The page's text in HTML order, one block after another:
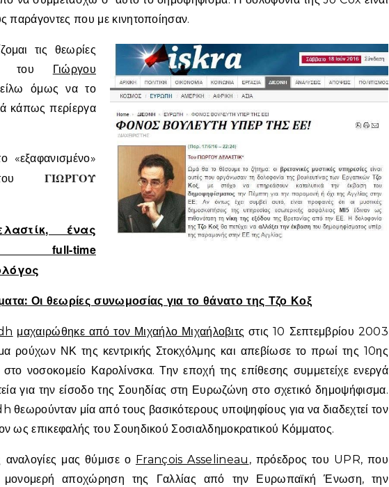
παράγοντες που με κινητοποίησαν.
τις θεωρίες
του
Γιώργου
όμως να το
κάπως περίεργα
«εξαφανισμένο»
ΓΙΩΡΓΟΥ
ένας
full-time
Οι θεωρίες συνωμοσίας για το θάνατο της Τζο Κοξ
μαχαιρώθηκε από τον Μιχαήλο Μιχαήλοβιτς στις 10 Σεπτεμβρίου 2003
ρούχων ΝΚ της κεντρικής Στοκχόλμης και απεβίωσε το πρωί της 10ης
στο νοσοκομείο Καρολίνσκα. Την εποχή της επίθεσης συμμετείχε ενεργά
για την είσοδο της Σουηδίας στη Ευρωζώνη στο σχετικό δημοψήφισμα.
μία από τους βασικότερους υποψηφίους για να διαδεχτεί τον
ως επικεφαλής του Σουηδικού Σοσιαλδημοκρατικού Κόμματος.
αναλογίες μας θύμισε ο François Asselineau , πρόεδρος του UPR, που
μονομερή αποχώρηση της Γαλλίας από την Ευρωπαϊκή Ένωση, την